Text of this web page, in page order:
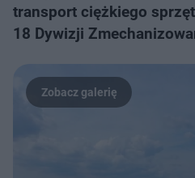
transport ciężkiego
18 Dywizji